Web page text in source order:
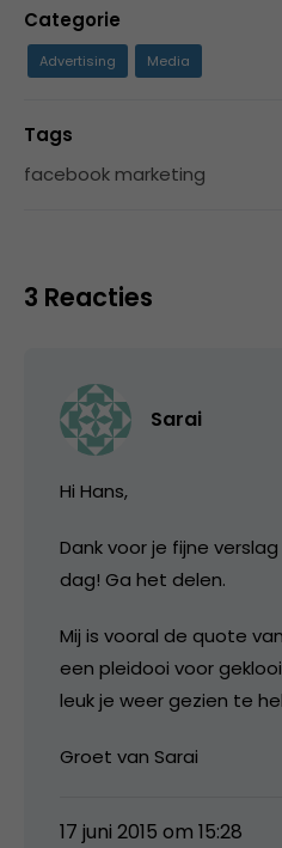
Categorie
Advertising Media
Tags
facebook marketing
3 Reacties
Sarai
Hi Hans,
Dank voor je fijne
dag! Ga het delen.
Mij is vooral de quote
een pleidooi voor
leuk je weer gezien te
Groet van Sarai
17 juni 2015 om 15:28